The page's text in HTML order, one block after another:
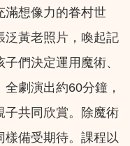
滿想像力的眷村世
泛黃老照片，喚起記
們決定運用魔術、
劇演出約60分鐘，
子共同欣賞。除魔術
備受期待。課程以